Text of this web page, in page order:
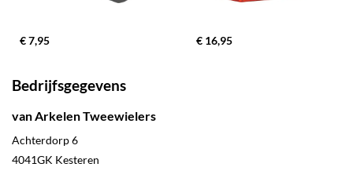
€ 7,95 € 16,95
Bedrijfsgegevens
van Arkelen Tweewielers
Achterdorp 6
4041GK Kesteren